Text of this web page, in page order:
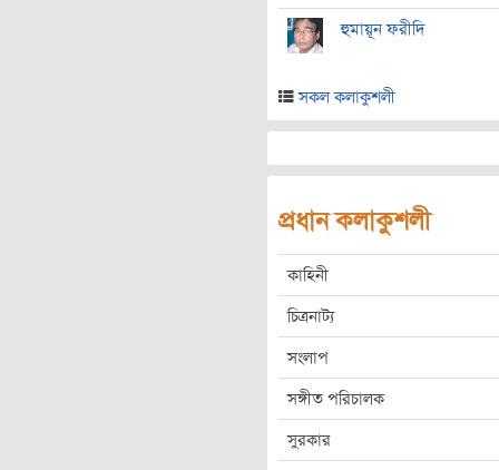
হুমায়ূন ফরীদি
সকল কলাকুশলী
প্রধান কলাকুশলী
কাহিনী
চিত্রনাট্য
সংলাপ
সঙ্গীত পরিচালক
সুরকার